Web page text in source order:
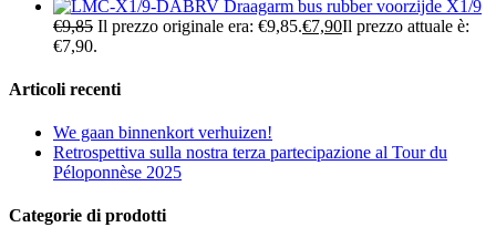
Draagarm bus rubber voorzijde X1/9
€9,85 Il prezzo originale era: €9,85.€7,90Il prezzo attuale è:
€7,90.
Articoli recenti
We gaan binnenkort verhuizen!
Retrospettiva sulla nostra terza partecipazione al Tour du
Péloponnèse 2025
Categorie di prodotti